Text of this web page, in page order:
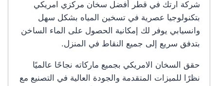
شركة ارتك في قطر أفضل سخان مركزي امريكي
بتكنولوجيا عصرية في تسخين المياه بشكل سهل
وانسيابي يوفر لك إمكانية الحصول على الماء الساخن
بتدفق سريع إلى جميع النقاط في المنزل.
حقق السخان الامريكي بجميع ماركاته نجاحًا عالميًا
نظرًا للميزات المتقدمة والجودة العالية في التصنيع مع